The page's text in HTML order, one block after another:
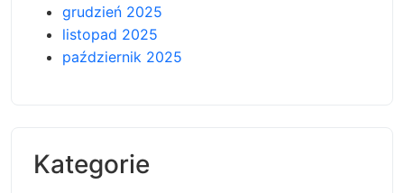
grudzień 2025
listopad 2025
październik 2025
Kategorie